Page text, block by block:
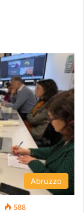
Abruzzo
588